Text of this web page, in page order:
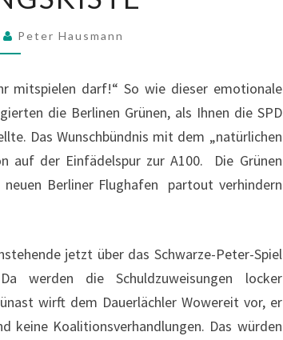
DER
ROT-
BEZIEHUNGSKISTE
Peter Hausmann
mitspielen darf!“ So wie dieser emotionale
die Berlinen Grünen, als Ihnen die SPD
Das Wunschbündnis mit dem „natürlichen
auf der Einfädelspur zur A100. Die Grünen
Berliner Flughafen partout verhindern
jetzt über das Schwarze-Peter-Spiel
werden die Schuldzuweisungen locker
wirft dem Dauerlächler Wowereit vor, er
keine Koalitionsverhandlungen. Das würden